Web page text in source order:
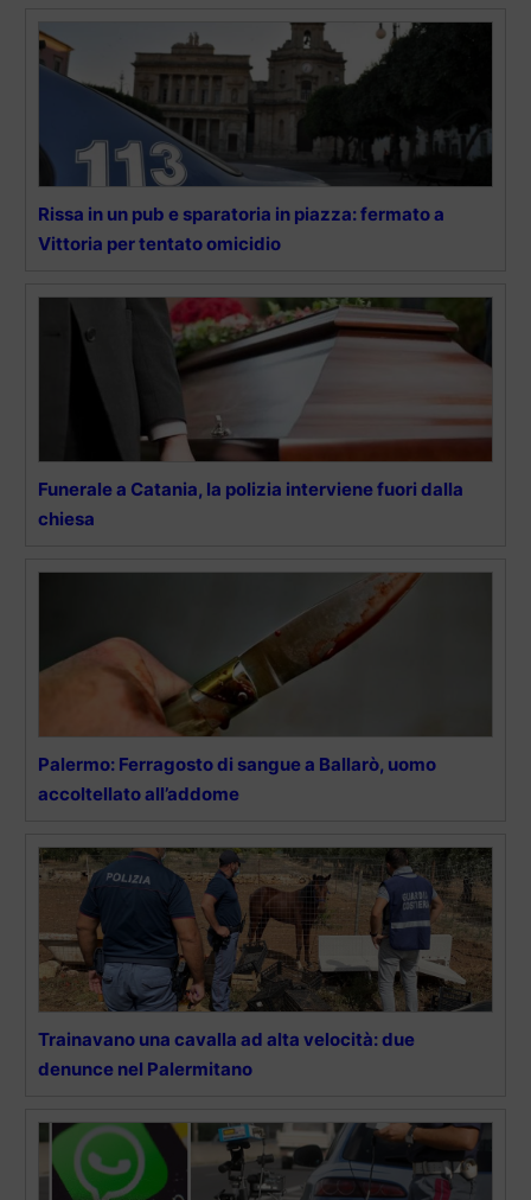
Rissa in un pub e sparatoria in piazza: fermato a
Vittoria per tentato omicidio
Funerale a Catania, la polizia interviene fuori dalla
chiesa
Palermo: Ferragosto di sangue a Ballarò, uomo
accoltellato all’addome
Trainavano una cavalla ad alta velocità: due
denunce nel Palermitano